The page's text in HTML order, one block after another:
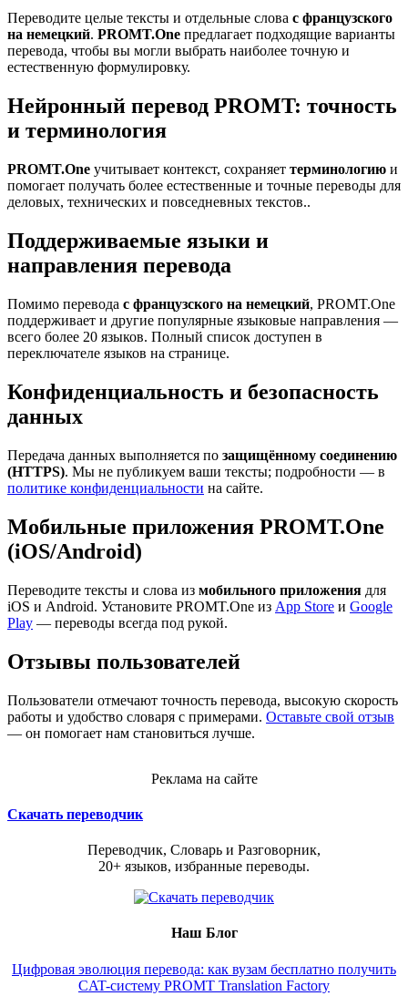
Переводите целые тексты и отдельные слова с французского
на немецкий. PROMT.One предлагает подходящие варианты
перевода, чтобы вы могли выбрать наиболее точную и
естественную формулировку.
Нейронный перевод PROMT: точность
и терминология
PROMT.One учитывает контекст, сохраняет терминологию и
помогает получать более естественные и точные переводы для
деловых, технических и повседневных текстов..
Поддерживаемые языки и
направления перевода
Помимо перевода с французского на немецкий, PROMT.One
поддерживает и другие популярные языковые направления —
всего более 20 языков. Полный список доступен в
переключателе языков на странице.
Конфиденциальность и безопасность
данных
Передача данных выполняется по защищённому соединению
(HTTPS). Мы не публикуем ваши тексты; подробности — в
политике конфиденциальности на сайте.
Мобильные приложения PROMT.One
(iOS/Android)
Переводите тексты и слова из мобильного приложения для
iOS и Android. Установите PROMT.One из App Store и Google
Play — переводы всегда под рукой.
Отзывы пользователей
Пользователи отмечают точность перевода, высокую скорость
работы и удобство словаря с примерами. Оставьте свой отзыв
— он помогает нам становиться лучше.
Реклама на сайте
Скачать переводчик
Переводчик, Словарь и Разговорник,
20+ языков, избранные переводы.
Наш Блог
Цифровая эволюция перевода: как вузам бесплатно получить
CAT-систему PROMT Translation Factory